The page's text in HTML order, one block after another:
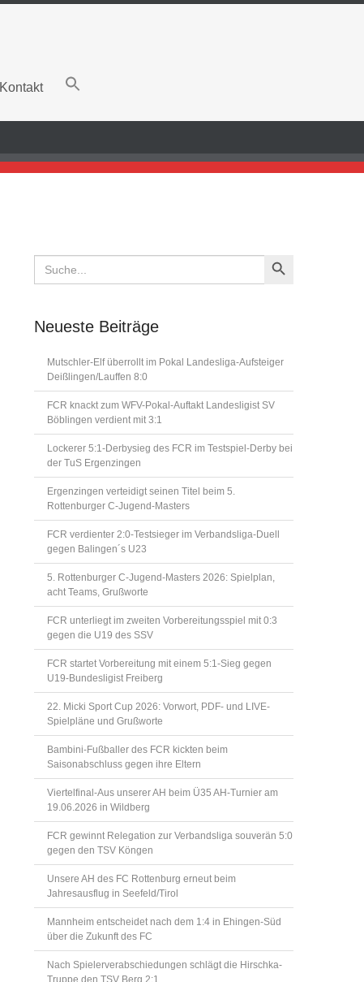
Kontakt
Search
for:
Search Button
Neueste Beiträge
Mutschler-Elf überrollt im Pokal Landesliga-Aufsteiger
Deißlingen/Lauffen 8:0
FCR knackt zum WFV-Pokal-Auftakt Landesligist SV
Böblingen verdient mit 3:1
Lockerer 5:1-Derbysieg des FCR im Testspiel-Derby bei
der TuS Ergenzingen
Ergenzingen verteidigt seinen Titel beim 5.
Rottenburger C-Jugend-Masters
FCR verdienter 2:0-Testsieger im Verbandsliga-Duell
gegen Balingen´s U23
5. Rottenburger C-Jugend-Masters 2026: Spielplan,
acht Teams, Grußworte
FCR unterliegt im zweiten Vorbereitungsspiel mit 0:3
gegen die U19 des SSV
FCR startet Vorbereitung mit einem 5:1-Sieg gegen
U19-Bundesligist Freiberg
22. Micki Sport Cup 2026: Vorwort, PDF- und LIVE-
Spielpläne und Grußworte
Bambini-Fußballer des FCR kickten beim
Saisonabschluss gegen ihre Eltern
Viertelfinal-Aus unserer AH beim Ü35 AH-Turnier am
19.06.2026 in Wildberg
FCR gewinnt Relegation zur Verbandsliga souverän 5:0
gegen den TSV Köngen
Unsere AH des FC Rottenburg erneut beim
Jahresausflug in Seefeld/Tirol
Mannheim entscheidet nach dem 1:4 in Ehingen-Süd
über die Zukunft des FC
Nach Spielerverabschiedungen schlägt die Hirschka-
Truppe den TSV Berg 2:1